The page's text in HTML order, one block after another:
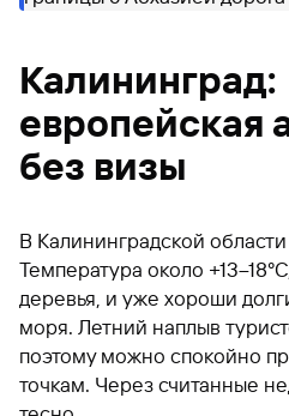
Калининград:
европейская
без визы
В Калининградской
Температура около
деревья, и уже хороши
моря. Летний наплыв
поэтому можно спокойно
точкам. Через считанные